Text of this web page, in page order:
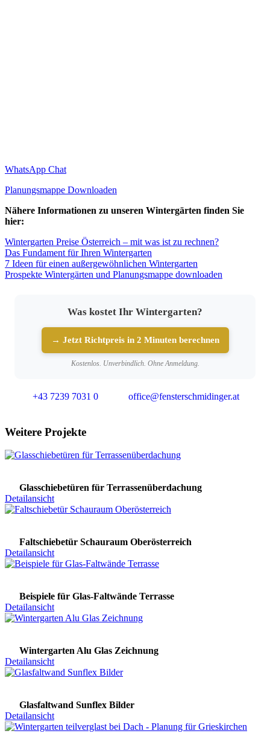
WhatsApp Chat
Planungsmappe Downloaden
Nähere Informationen zu unseren Wintergärten finden Sie
hier:
Wintergarten Preise Österreich – mit was ist zu rechnen?
Das Fundament für Ihren Wintergarten
7 Ideen für einen außergewöhnlichen Wintergarten
Prospekte Wintergärten und Planungsmappe downloaden
Was kostet Ihr Wintergarten?
→ Jetzt Richtpreis in 2 Minuten berechnen
Kostenlos. Unverbindlich. Ohne Anmeldung.
+43 7239 7031 0 office@fensterschmidinger.at
Weitere Projekte
Glasschiebetüren für Terrassenüberdachung
Detailansicht
Faltschiebetür Schauraum Oberösterreich
Detailansicht
Beispiele für Glas-Faltwände Terrasse
Detailansicht
Wintergarten Alu Glas Zeichnung
Detailansicht
Glasfaltwand Sunflex Bilder
Detailansicht